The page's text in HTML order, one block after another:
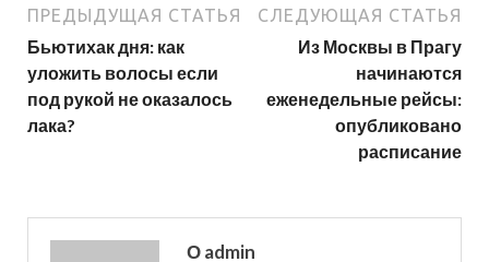
ПРЕДЫДУЩАЯ СТАТЬЯ
Бьютихак дня: как
уложить волосы если
под рукой не оказалось
лака?
СЛЕДУЮЩАЯ СТАТЬЯ
Из Москвы в Прагу
начинаются
еженедельные рейсы:
опубликовано
расписание
О admin